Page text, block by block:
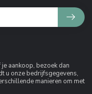
aankoop, bezoek dan
u onze bedrijfsgegevens,
manieren om met